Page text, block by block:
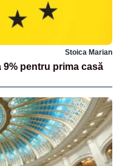
Stoica Marian
pentru prima casă